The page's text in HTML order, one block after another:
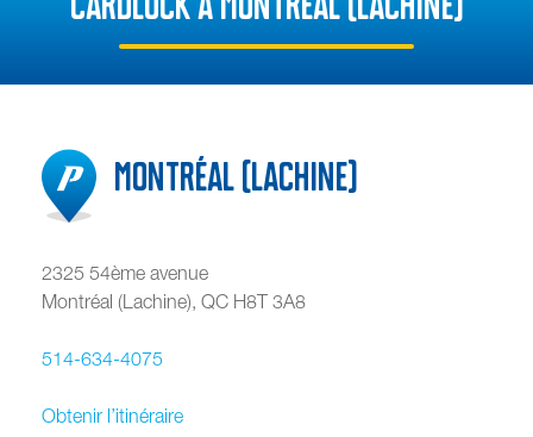
Montréal (Lachine)
2325 54ème avenue
Montréal (Lachine), QC H8T 3A8
514-634-4075
Obtenir l’itinéraire